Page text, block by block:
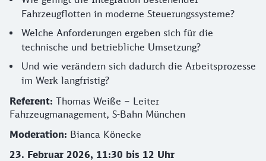
Fahrzeugflotten in moderne Steuerungssysteme?
Welche Anforderungen ergeben sich für die
technische und betriebliche Umsetzung?
Und wie verändern sich dadurch die Arbeitsprozesse
im Werk langfristig?
Referent: Thomas Weiße – Leiter
Fahrzeugmanagement, S-Bahn München
Moderation: Bianca Könecke
23. Februar 2026, 11:30 bis 12 Uhr